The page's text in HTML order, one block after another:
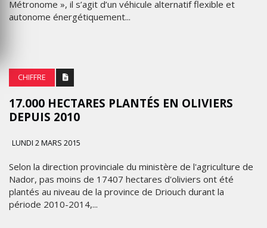
Métronome », il s’agit d’un véhicule alternatif flexible et
autonome énergétiquement...
CHIFFRE
17.000 HECTARES PLANTÉS EN OLIVIERS
DEPUIS 2010
LUNDI 2 MARS 2015
Selon la direction provinciale du ministère de l'agriculture de
Nador, pas moins de 17407 hectares d'oliviers ont été
plantés au niveau de la province de Driouch durant la
période 2010-2014,...